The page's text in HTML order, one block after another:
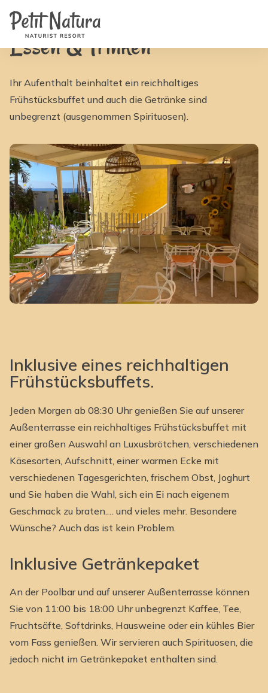
Zimmer
Fotos
Ausstattung
FAQ
Kontakt
NL
EN
DE
ES
Verfügbarkeit & Preise
Essen & Trinken
Ihr Aufenthalt beinhaltet ein reichhaltiges
Frühstücksbuffet und auch die Getränke sind
unbegrenzt (ausgenommen Spirituosen).
Inklusive eines reichhaltigen
Frühstücksbuffets.
Jeden Morgen ab 08:30 Uhr genießen Sie auf unserer
Außenterrasse ein reichhaltiges Frühstücksbuffet mit
einer großen Auswahl an Luxusbrötchen, verschiedenen
Käsesorten, Aufschnitt, einer warmen Ecke mit
verschiedenen Tagesgerichten, frischem Obst, Joghurt
und Sie haben die Wahl, sich ein Ei nach eigenem
Geschmack zu braten.… und vieles mehr. Besondere
Wünsche? Auch das ist kein Problem.
Inklusive Getränkepaket
An der Poolbar und auf unserer Außenterrasse können
Sie von 11:00 bis 18:00 Uhr unbegrenzt Kaffee, Tee,
Fruchtsäfte, Softdrinks, Hausweine oder ein kühles Bier
vom Fass genießen. Wir servieren auch Spirituosen, die
jedoch nicht im Getränkepaket enthalten sind.